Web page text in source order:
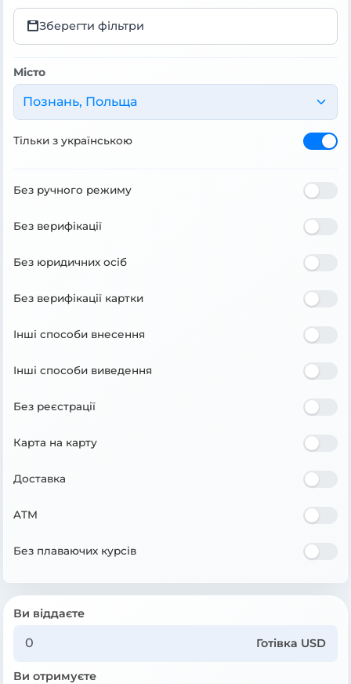
Зберегти фільтри
Місто
Познань, Польща
Тільки з українською
Без ручного режиму
Без верифікації
Без юридичних осіб
Без верифікації картки
Інші способи внесення
Інші способи виведення
Без реєстрації
Карта на карту
Доставка
ATM
Без плаваючих курсів
Ви віддаєте
Готівка USD
Ви отримуєте